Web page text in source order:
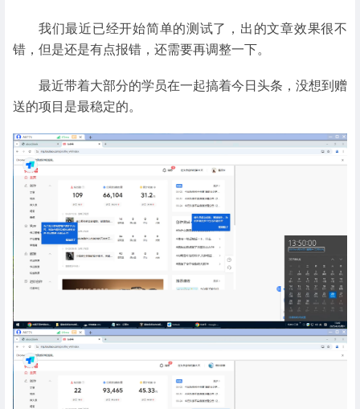
我们最近已经开始简单的测试了，出的文章效果很不
错，但是还是有点报错，还需要再调整一下。
最近带着大部分的学员在一起搞着今日头条，没想到赠
送的项目是最稳定的。